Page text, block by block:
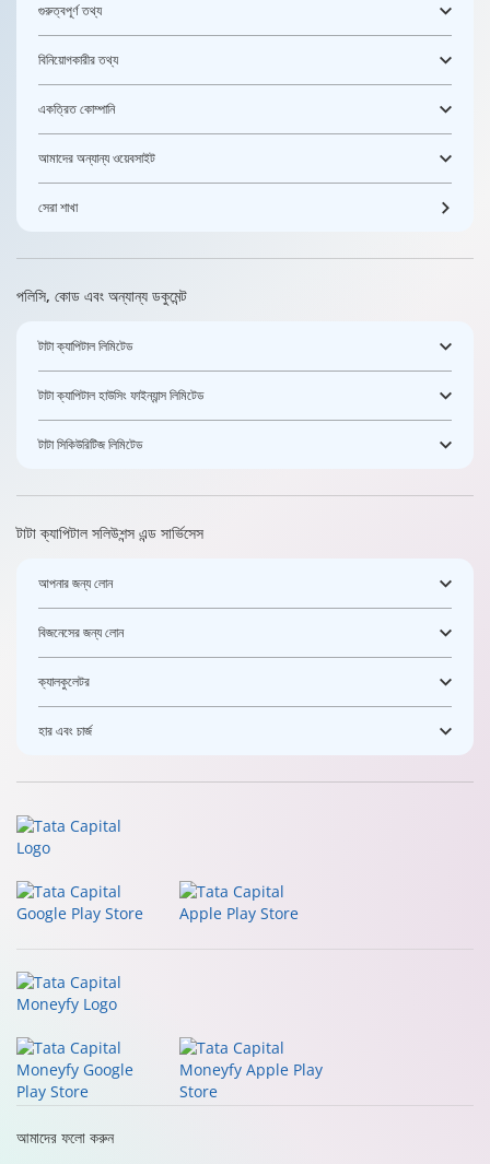
গুরুত্বপূর্ণ তথ্য
বিনিয়োগকারীর তথ্য
একত্রিত কোম্পানি
আমাদের অন্যান্য ওয়েবসাইট
সেরা শাখা
পলিসি, কোড এবং অন্যান্য ডকুমেন্ট
টাটা ক্যাপিটাল লিমিটেড
টাটা ক্যাপিটাল হাউসিং ফাইন্যান্স লিমিটেড
টাটা সিকিউরিটিজ লিমিটেড
টাটা ক্যাপিটাল সলিউশন্স এন্ড সার্ভিসেস
আপনার জন্য লোন
বিজনেসের জন্য লোন
ক্যালকুলেটর
হার এবং চার্জ
আমাদের ফলো করুন